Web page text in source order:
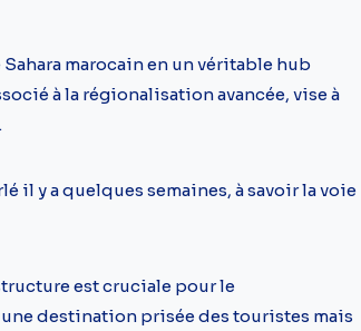
marocain en un véritable hub
à la régionalisation avancée, vise à
il y a quelques semaines, à savoir la voie
est cruciale pour le
destination prisée des touristes mais